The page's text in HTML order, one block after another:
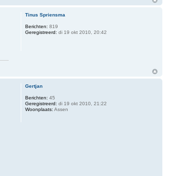
Tinus Spriensma
Berichten: 819
Geregistreerd: di 19 okt 2010, 20:42
Gertjan
Berichten: 45
Geregistreerd: di 19 okt 2010, 21:22
Woonplaats: Assen